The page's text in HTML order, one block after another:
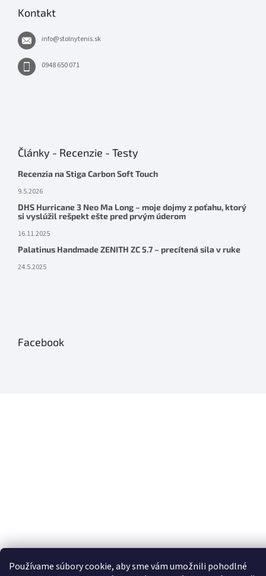
Používame súbory cookie, aby sme vám umožnili pohodlné
Kontakt
info@stolnytenis.sk
0948 650 071
Články - Recenzie - Testy
Recenzia na Stiga Carbon Soft Touch
9.5.2026
DHS Hurricane 3 Neo Ma Long – moje dojmy z poťahu, ktorý
si vyslúžil rešpekt ešte pred prvým úderom
16.11.2025
Palatinus Handmade ZENITH ZC 5.7 – precítená sila v ruke
24.5.2025
Facebook